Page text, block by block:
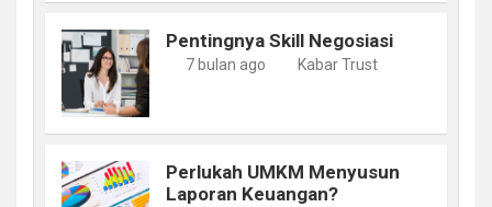
Pentingnya Skill Negosiasi
7 bulan ago Kabar Trust
Perlukah UMKM Menyusun
Laporan Keuangan?